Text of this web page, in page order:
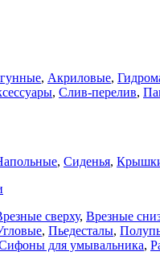
, Акриловые,
, Слив-перелив,
, Сиденья,
сверху, Врезные
, Пьедесталы,
для умывальника,